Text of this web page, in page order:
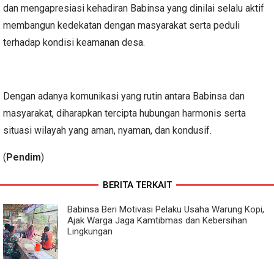
dan mengapresiasi kehadiran Babinsa yang dinilai selalu aktif
membangun kedekatan dengan masyarakat serta peduli
terhadap kondisi keamanan desa.
Dengan adanya komunikasi yang rutin antara Babinsa dan
masyarakat, diharapkan tercipta hubungan harmonis serta
situasi wilayah yang aman, nyaman, dan kondusif.
(Pendim)
BERITA TERKAIT
Babinsa Beri Motivasi Pelaku Usaha Warung Kopi,
Ajak Warga Jaga Kamtibmas dan Kebersihan
Lingkungan